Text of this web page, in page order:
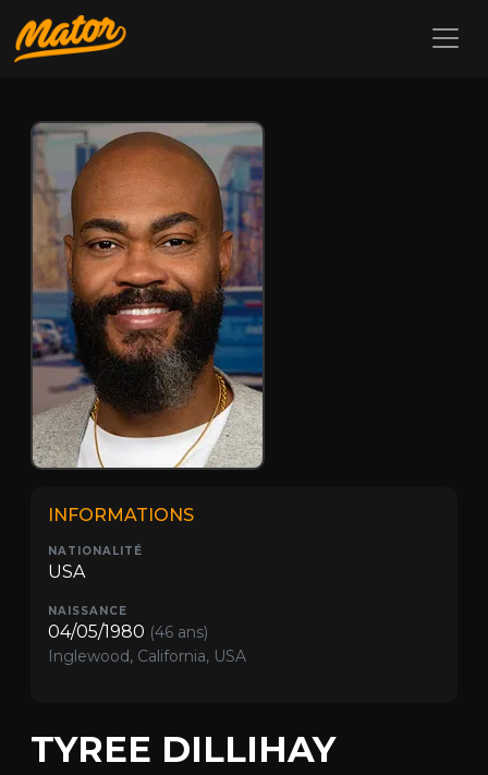
INFORMATIONS
NATIONALITÉ
USA
NAISSANCE
04/05/1980 (46 ans)
Inglewood, California, USA
TYREE DILLIHAY